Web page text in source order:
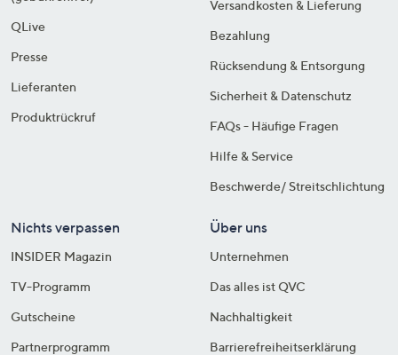
QLive
Presse
Lieferanten
Produktrückruf
Versandkosten & Lieferung
Bezahlung
Rücksendung & Entsorgung
Sicherheit & Datenschutz
FAQs - Häufige Fragen
Hilfe & Service
Beschwerde/ Streitschlichtung
Nichts verpassen
INSIDER Magazin
TV-Programm
Gutscheine
Partnerprogramm
Über uns
Unternehmen
Das alles ist QVC
Nachhaltigkeit
Barrierefreiheitserklärung